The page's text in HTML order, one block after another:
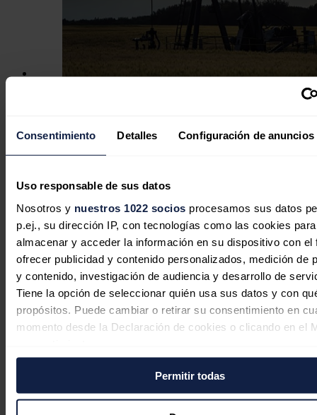
Consentimiento Detalles Configuración de anuncios
Uso responsable de sus datos
Nosotros y nuestros 1022 socios procesamos sus datos
p.ej., su dirección IP, con tecnologías como las cookies para
almacenar y acceder la información en su dispositivo con el
ofrecer publicidad y contenido personalizados, medición de
y contenido, investigación de audiencia y desarrollo de
Tiene la opción de seleccionar quién usa sus datos y con
propósitos. Puede cambiar o retirar su consentimiento en
momento desde la Declaración de cookies o clicando en el
Si lo permite, también quisiéramos:
Recopilar información sobre su ubicación geográfica
Permitir todas
El petróleo de Texas sube un 1,4 %, a
para abrir Ormuz
El mercado eléctrico vuelve a